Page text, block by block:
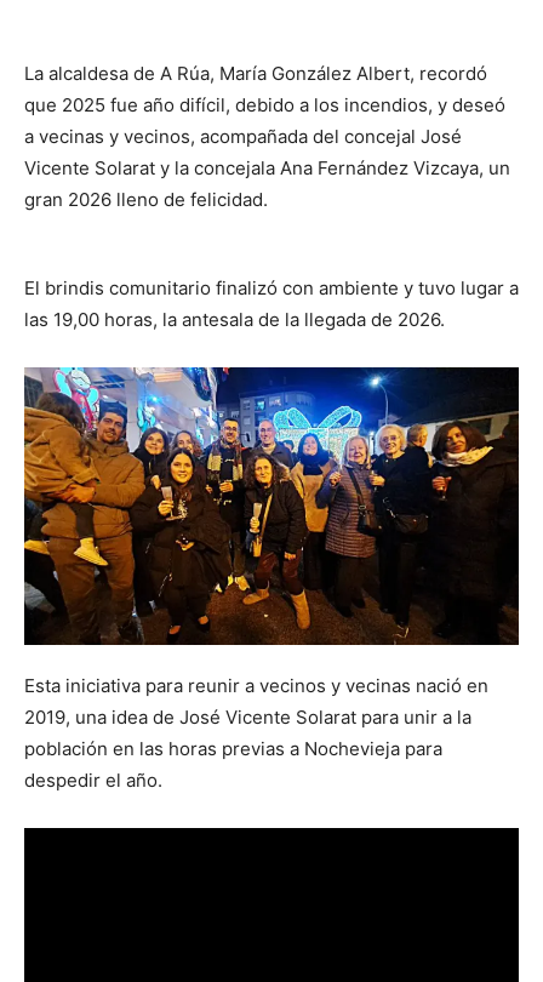
La alcaldesa de A Rúa, María González Albert, recordó
que 2025 fue año difícil, debido a los incendios, y deseó
a vecinas y vecinos, acompañada del concejal José
Vicente Solarat y la concejala Ana Fernández Vizcaya, un
gran 2026 lleno de felicidad.
El brindis comunitario finalizó con ambiente y tuvo lugar a
las 19,00 horas, la antesala de la llegada de 2026.
Esta iniciativa para reunir a vecinos y vecinas nació en
2019, una idea de José Vicente Solarat para unir a la
población en las horas previas a Nochevieja para
despedir el año.